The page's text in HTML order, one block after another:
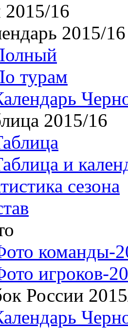
2015/16
2015/16
турам
2015/16
и
сезона
команды-
игроков-
России